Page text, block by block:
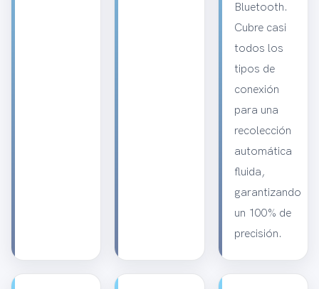
Bluetooth.
Cubre casi
todos los
tipos de
conexión
para una
recolección
automática
fluida,
garantizando
un 100% de
precisión.